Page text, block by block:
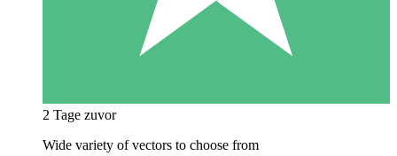
2 Tage zuvor
Wide variety of vectors to choose from